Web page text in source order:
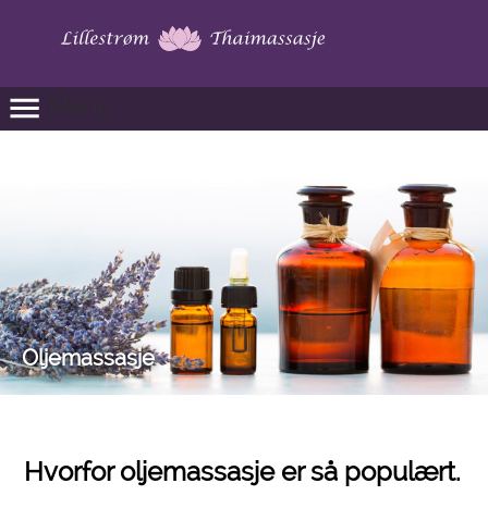
Oljemassasje
Hvorfor oljemassasje er så populært.